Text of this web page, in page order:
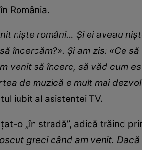
România.
niște români… Și ei aveau
încercăm?». Și am zis: «Ce să
venit să încerc, să văd cum
de muzică e mult mai
iubit al asistentei TV.
o „în stradă”, adică trăind
greci când am venit.